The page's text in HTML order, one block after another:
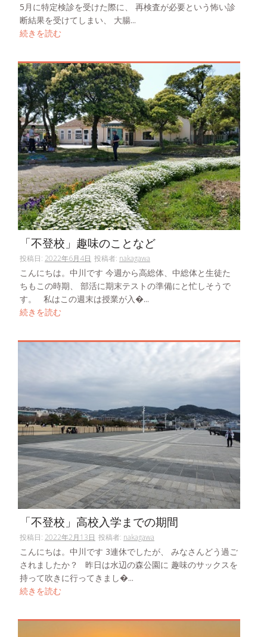
5月に特定検診を受けた際に、 再検査が必要という怖い診
断結果を受けてしまい、 大腸...
続きを読む
「不登校」趣味のことなど
投稿日: 2022年6月4日 投稿者: nakagawa
こんにちは。中川です 今週から高総体、中総体と生徒た
ちもこの時期、 部活に期末テストの準備にと忙しそうで
す。 私はこの週末は授業が入�...
続きを読む
「不登校」高校入学までの期間
投稿日: 2022年2月13日 投稿者: nakagawa
こんにちは。中川です 3連休でしたが、 みなさんどう過ご
されましたか？ 昨日は水辺の森公園に 趣味のサックスを
持って吹きに行ってきまし�...
続きを読む